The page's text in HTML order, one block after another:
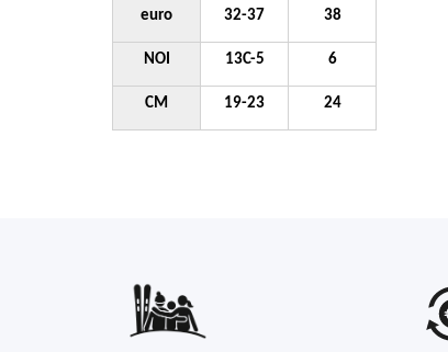
euro 32-37 38
NOI 13C-5 6
CM 19-23 24